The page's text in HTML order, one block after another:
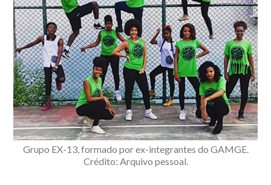
Grupo EX-13, formado por ex-integrantes do GAMGE.
Crédito: Arquivo pessoal.